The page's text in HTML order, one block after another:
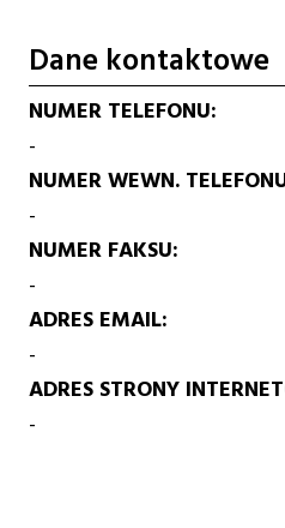
Dane kontaktowe
NUMER TELEFONU
-
NUMER WEWN.
-
NUMER FAKSU
-
ADRES EMAIL
-
ADRES STRONY
-